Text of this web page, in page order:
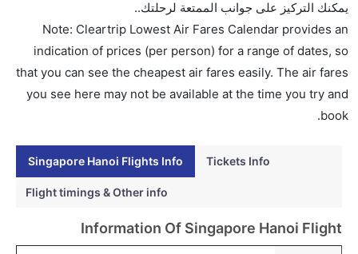
السنغافورية, الخطوط الجوية التركية, فيرجن أستراليا,
نعم، يتاح للمسافر خيار إنجاز إجراءات السفر في الرحلة من
إلى هانوي عبر الإنترنت أو في المطار.
هانوي عبر الإنترنت؟
يمكنك التركيز على جوانب الممتعة لرحلتك..
Note: Cleartrip Lowest Air Fares Calendar provides an
indication of prices (per person) for a range of dates, so
that you can see the cheapest air fares easily. The air fares
you see here may not be available at the time you try and
book.
Singapore Hanoi Flights Info Tickets Info
Flight timings & Other info
Information Of Singapore Hanoi Flight